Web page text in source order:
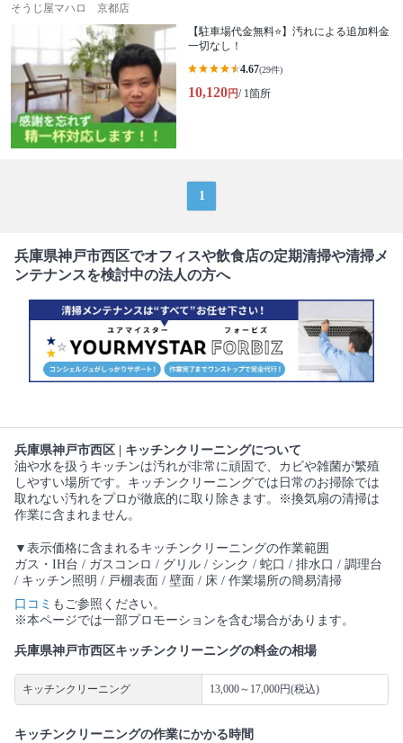
そうじ屋マハロ 京都店
【駐車場代金無料⭐️】汚れによる追加料金
一切なし！
4.67(29件)
10,120円/ 1箇所
1
兵庫県神戸市西区でオフィスや飲食店の定期清掃や清掃メ
ンテナンスを検討中の法人の方へ
兵庫県神戸市西区 | キッチンクリーニングについて
油や水を扱うキッチンは汚れが非常に頑固で、カビや雑菌が繁殖
しやすい場所です。キッチンクリーニングでは日常のお掃除では
取れない汚れをプロが徹底的に取り除きます。※換気扇の清掃は
作業に含まれません。
▼表示価格に含まれるキッチンクリーニングの作業範囲
ガス・IH台 / ガスコンロ / グリル / シンク / 蛇口 / 排水口 / 調理台
/ キッチン照明 / 戸棚表面 / 壁面 / 床 / 作業場所の簡易清掃
口コミ もご参照ください。
※本ページでは一部プロモーションを含む場合があります。
兵庫県神戸市西区キッチンクリーニングの料金の相場
キッチンクリーニング 13,000～17,000円(税込)
キッチンクリーニングの作業にかかる時間